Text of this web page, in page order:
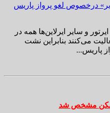
و سایر ایرلاین‌ها همه در
می‌کنند بنابراین نشت
پاریس...
مسکن مشخص شد